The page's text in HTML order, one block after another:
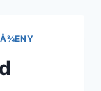
Å¾ENY